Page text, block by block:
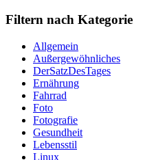
Filtern nach Kategorie
Allgemein
Außergewöhnliches
DerSatzDesTages
Ernährung
Fahrrad
Foto
Fotografie
Gesundheit
Lebensstil
Linux